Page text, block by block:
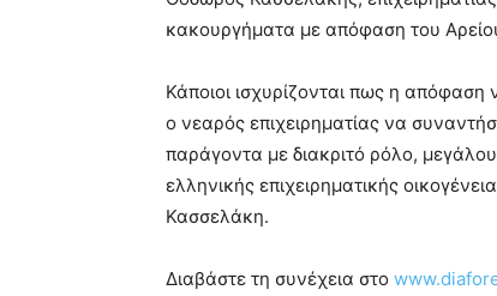
κακουργήματα με απόφαση του
Κάποιοι ισχυρίζονται πως η
ο νεαρός επιχειρηματίας να
παράγοντα με διακριτό ρόλο,
ελληνικής επιχειρηματικής
Κασσελάκη.
Διαβάστε τη συνέχεια στο